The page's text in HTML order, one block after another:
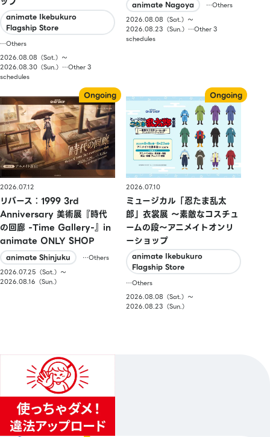
animate Ikebukuro
Flagship Store
…Others
2026.08.08（Sat.）〜
2026.08.30（Sun.）…Other 3
schedules
animate Nagoya
…Others
2026.08.08（Sat.）〜
2026.08.23（Sun.）…Other 3
schedules
2026.07.12
リバース：1999 3rd
Anniversary 美術展『時代
の回廊 -Time Gallery-』in
animate ONLY SHOP
animate Shinjuku
…Others
2026.07.25（Sat.）〜
2026.08.16（Sun.）
2026.07.10
ミュージカル「忍たま乱太
郎」衣裳展 ～素敵なコスチュ
ームの段～アニメイトオンリ
ーショップ
animate Ikebukuro
Flagship Store
…Others
2026.08.08（Sat.）〜
2026.08.23（Sun.）